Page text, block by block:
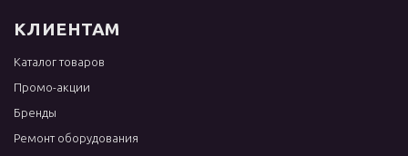
КЛИЕНТАМ
Каталог товаров
Промо-акции
Бренды
Ремонт оборудования